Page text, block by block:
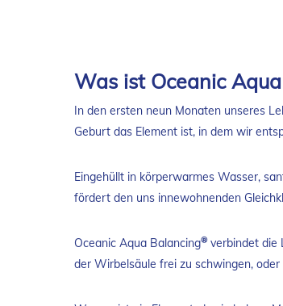
Was ist Oceanic
In den ersten neun Monaten unseres
Geburt das Element ist, in dem wir
Eingehüllt in körperwarmes Wasser,
fördert den uns innewohnenden
Oceanic Aqua Balancing® verbindet die
der Wirbelsäule frei zu schwingen,